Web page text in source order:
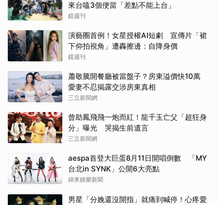
來台嗑3個便當「差點不能上台」
鏡週刊
演藝圈首例！女星授權AI短劇 宣傳片「裙
下仰拍視角」遭轟擦邊：自降身價
鏡週刊
蕭敬騰開餐廳被當盤子？房東溢價快10萬
愛妻不忍揭露交涉房東真相
三立新聞網
曾助鳳飛飛一炮而紅！龍千玉亡父「超狂身
分」曝光 哭揭生前遺言
三立新聞網
aespa首登大巨蛋8月11日開唱倒數 「MY
台北in SYNK」公開6大亮點
緯來娛樂新聞
男星「分娩還沒開指」就痛到喊停！心疼愛